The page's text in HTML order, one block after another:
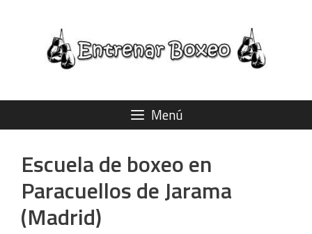
contenido
Menú
Escuela de boxeo en
Paracuellos de Jarama
(Madrid)